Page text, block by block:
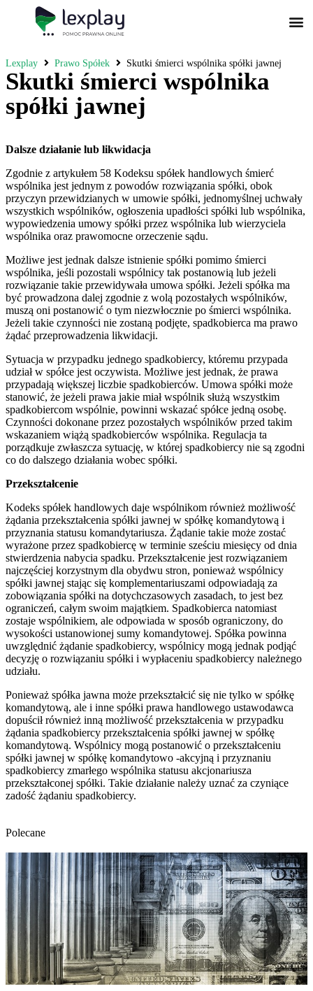
Lexplay Prawo Spółek Skutki śmierci wspólnika spółki jawnej
Skutki śmierci wspólnika
spółki jawnej
Dalsze działanie lub likwidacja
Zgodnie z artykułem 58 Kodeksu spółek handlowych śmierć
wspólnika jest jednym z powodów rozwiązania spółki, obok
przyczyn przewidzianych w umowie spółki, jednomyślnej uchwały
wszystkich wspólników, ogłoszenia upadłości spółki lub wspólnika,
wypowiedzenia umowy spółki przez wspólnika lub wierzyciela
wspólnika oraz prawomocne orzeczenie sądu.
Możliwe jest jednak dalsze istnienie spółki pomimo śmierci
wspólnika, jeśli pozostali wspólnicy tak postanowią lub jeżeli
rozwiązanie takie przewidywała umowa spółki. Jeżeli spółka ma
być prowadzona dalej zgodnie z wolą pozostałych wspólników,
muszą oni postanowić o tym niezwłocznie po śmierci wspólnika.
Jeżeli takie czynności nie zostaną podjęte, spadkobierca ma prawo
żądać przeprowadzenia likwidacji.
Sytuacja w przypadku jednego spadkobiercy, któremu przypada
udział w spółce jest oczywista. Możliwe jest jednak, że prawa
przypadają większej liczbie spadkobierców. Umowa spółki może
stanowić, że jeżeli prawa jakie miał wspólnik służą wszystkim
spadkobiercom wspólnie, powinni wskazać spółce jedną osobę.
Czynności dokonane przez pozostałych wspólników przed takim
wskazaniem wiążą spadkobierców wspólnika. Regulacja ta
porządkuje zwłaszcza sytuację, w której spadkobiercy nie są zgodni
co do dalszego działania wobec spółki.
Przekształcenie
Kodeks spółek handlowych daje wspólnikom również możliwość
żądania przekształcenia spółki jawnej w spółkę komandytową i
przyznania statusu komandytariusza. Żądanie takie może zostać
wyrażone przez spadkobiercę w terminie sześciu miesięcy od dnia
stwierdzenia nabycia spadku. Przekształcenie jest rozwiązaniem
najczęściej korzystnym dla obydwu stron, ponieważ wspólnicy
spółki jawnej stając się komplementariuszami odpowiadają za
zobowiązania spółki na dotychczasowych zasadach, to jest bez
ograniczeń, całym swoim majątkiem. Spadkobierca natomiast
zostaje wspólnikiem, ale odpowiada w sposób ograniczony, do
wysokości ustanowionej sumy komandytowej. Spółka powinna
uwzględnić żądanie spadkobiercy, wspólnicy mogą jednak podjąć
decyzję o rozwiązaniu spółki i wypłaceniu spadkobiercy należnego
udziału.
Ponieważ spółka jawna może przekształcić się nie tylko w spółkę
komandytową, ale i inne spółki prawa handlowego ustawodawca
dopuścił również inną możliwość przekształcenia w przypadku
żądania spadkobiercy przekształcenia spółki jawnej w spółkę
komandytową. Wspólnicy mogą postanowić o przekształceniu
spółki jawnej w spółkę komandytowo -akcyjną i przyznaniu
spadkobiercy zmarłego wspólnika statusu akcjonariusza
przekształconej spółki. Takie działanie należy uznać za czyniące
zadość żądaniu spadkobiercy.
Polecane